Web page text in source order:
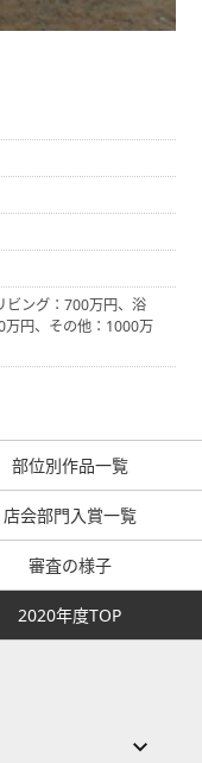
部位別作品一覧
店会部門入賞一覧
審査の様子
2020年度TOP
ビング：700万円、浴
円、その他：1000万